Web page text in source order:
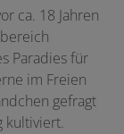
ca. 18 Jahren
Paradies für
im Freien
gefragt
kultiviert.